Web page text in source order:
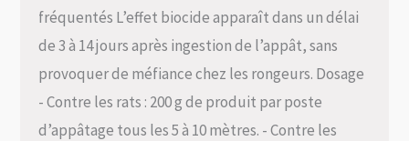
fréquentés L’effet biocide apparaît dans un délai
de 3 à 14 jours après ingestion de l’appât, sans
provoquer de méfiance chez les rongeurs. Dosage
- Contre les rats : 200 g de produit par poste
d’appâtage tous les 5 à 10 mètres. - Contre les